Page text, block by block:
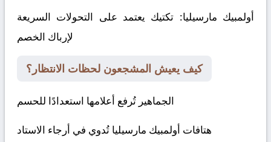
أولمبيك مارسيليا: تكتيك يعتمد على التحولات السريعة
لإرباك الخصم
كيف يعيش المشجعون لحظات الانتظار؟
الجماهير تُرفع أعلامها استعدادًا للحسم
هتافات أولمبيك مارسيليا تُدوي في أرجاء الاستاد